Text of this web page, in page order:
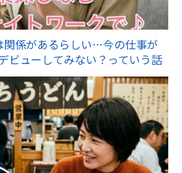
関係があるらしい…今の仕事が
ビューしてみない？っていう話